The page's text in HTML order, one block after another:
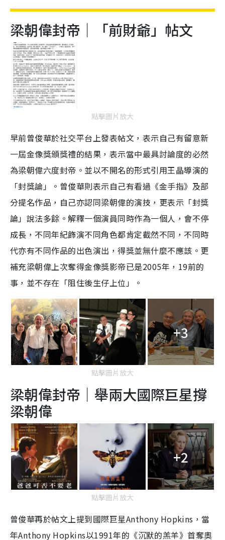
梁朝偉封帝｜「前財爺」帖文
點擊圖片放大
早前曾俊華於社交平台上發表帖文，表示自己有留意新
一屆金像獎頒獎禮的結果，表示當中最具討論度的必然
為梁朝偉六度封帝。並以不開名的形式引用王晶導演的
「封獎論」。曾俊華則表示自己有看過《金手指》及部
分提名作品，自己亦認同梁朝偉的演技，更表示「封獎
論」說法多餘。解釋一個演員同時作為一個人，會不停
成長，不同年紀飾演不同角色都肯定截然不同，不同時
代亦有不同作品的出色演出，得獎並無什麼不應該。更
補充梁朝偉上次奪得金像獎影帝已是2005年，19前的
事，並不存在「阻住後生仔上位」。
+3
點擊圖片放大
梁朝偉封帝｜舉兩大國際巨星撐
梁朝偉
+2
點擊圖片放大
曾俊華再於帖文上提到國際巨星Anthony Hopkins，當
年Anthony Hopkins以1991年的《沉默的羔羊》首奪奧